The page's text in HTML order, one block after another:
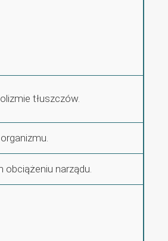
tłuszczów.
narządu.